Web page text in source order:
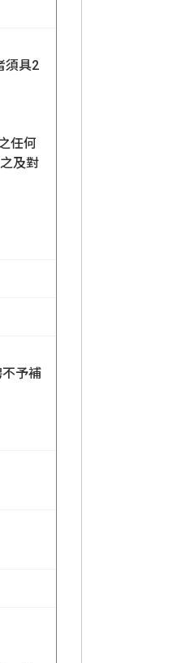
須具2
任何
及對
予補